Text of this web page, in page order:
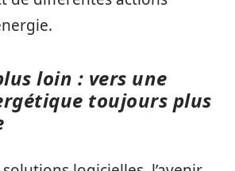
loin : vers une
toujours plus